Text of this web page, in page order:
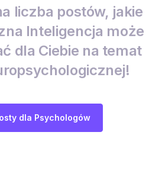
liczba postów, jakie
Inteligencja może
dla Ciebie na temat
dla Psychologów